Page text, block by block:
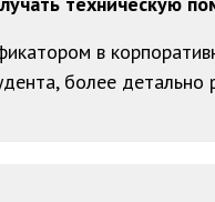
в
более